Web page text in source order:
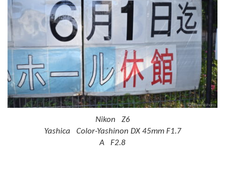
Nikon Z6
Yashica Color-Yashinon DX 45mm F1.7
A F2.8